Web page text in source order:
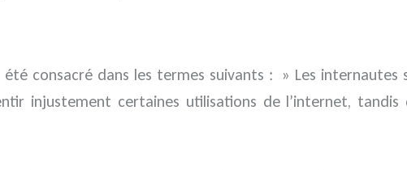
consacré dans les termes suivants : » Les internautes
injustement certaines utilisations de l’internet,